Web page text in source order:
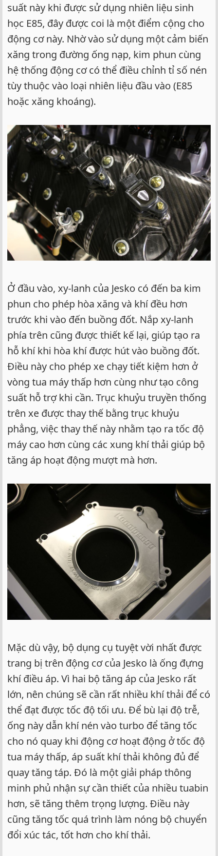
suất này khi được sử dụng nhiên liệu sinh
học E85, đây được coi là một điểm cộng cho
động cơ này. Nhờ vào sử dụng một cảm biến
xăng trong đường ống nạp, kim phun cùng
hệ thống động cơ có thể điều chỉnh tỉ số nén
tùy thuộc vào loại nhiên liệu đầu vào (E85
hoặc xăng khoáng).
Ở đầu vào, xy-lanh của Jesko có đến ba kim
phun cho phép hòa xăng và khí đều hơn
trước khi vào đến buồng đốt. Nắp xy-lanh
phía trên cũng được thiết kế lại, giúp tạo ra
hỗ khí khi hòa khí được hút vào buồng đốt.
Điều này cho phép xe chạy tiết kiệm hơn ở
vòng tua máy thấp hơn cùng như tạo công
suất hỗ trợ khi cần. Trục khuỷu truyền thống
trên xe được thay thế bằng trục khuỷu
phẳng, việc thay thế này nhằm tạo ra tốc độ
máy cao hơn cùng các xung khí thải giúp bộ
tăng áp hoạt động mượt mà hơn.
Mặc dù vậy, bộ dụng cụ tuyệt vời nhất được
trang bị trên động cơ của Jesko là ống đựng
khí điều áp. Vì hai bộ tăng áp của Jesko rất
lớn, nên chúng sẽ cần rất nhiều khí thải để có
thể đạt được tốc độ tối ưu. Để bù lại độ trễ,
ống này dẫn khí nén vào turbo để tăng tốc
cho nó quay khi động cơ hoạt động ở tốc độ
tua máy thấp, áp suất khí thải không đủ để
quay tăng táp. Đó là một giải pháp thông
minh phủ nhận sự cần thiết của nhiều tuabin
hơn, sẽ tăng thêm trọng lượng. Điều này
cũng tăng tốc quá trình làm nóng bộ chuyển
đổi xúc tác, tốt hơn cho khí thải.